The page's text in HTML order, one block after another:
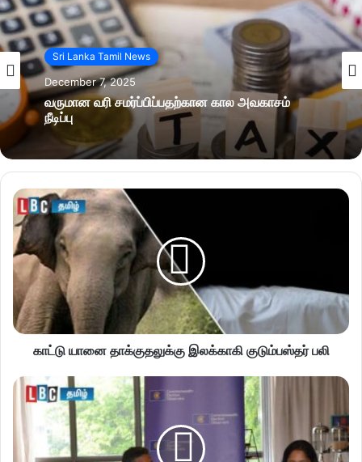
Sri Lanka Tamil News
December 7, 2025
வருமான வரி சமர்ப்பிப்பதற்கான கால அவகாசம்
நீடிப்பு
காட்டு யானை தாக்குதலுக்கு இலக்காகி குடும்பஸ்தர் பலி